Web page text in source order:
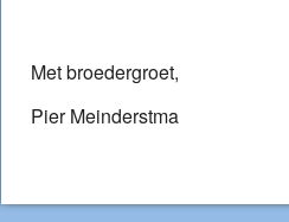
Met broedergroet,
Pier Meinderstma